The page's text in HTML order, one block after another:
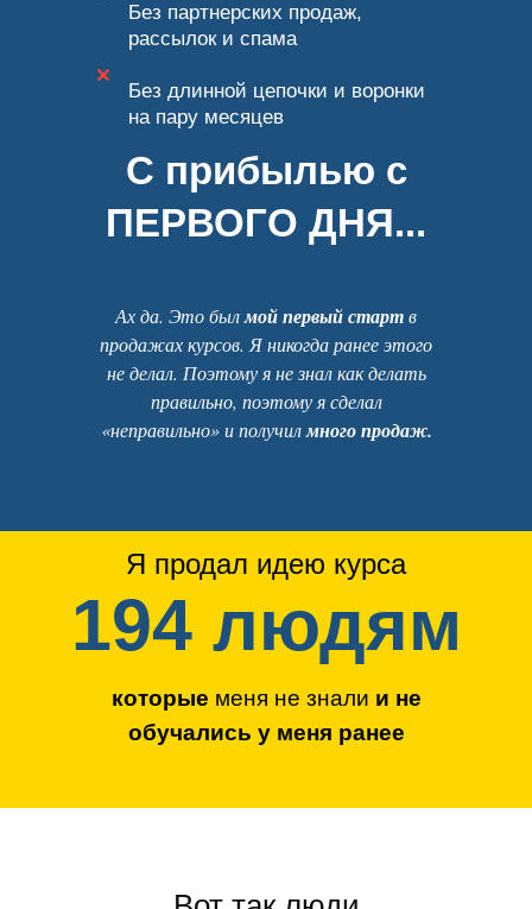
С прибылью с
ПЕРВОГО ДНЯ...
Ах да. Это былмой первый стартв
продажах курсов. Я никогда ранее этого
не делал. Поэтому я не знал как делать
правильно, поэтому я сделал
«неправильно» и получилмного продаж.
Без партнерских продаж,
рассылок и спама
Без длинной цепочки и воронки
на пару месяцев
Я продал идею курса
194 людям
которые меня не знали и не
обучались у меня ранее